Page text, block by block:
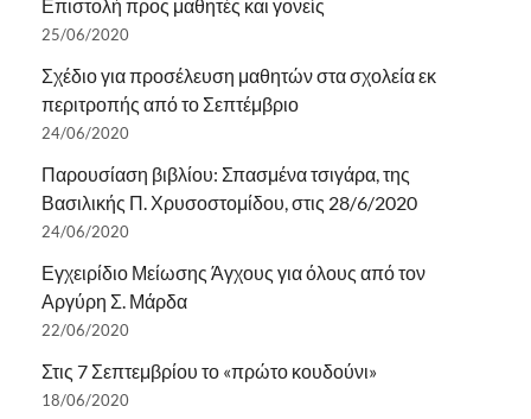
Επιστολή προς μαθητές και γονείς
25/06/2020
Σχέδιο για προσέλευση μαθητών στα σχολεία εκ
περιτροπής από το Σεπτέμβριο
24/06/2020
Παρουσίαση βιβλίου: Σπασμένα τσιγάρα, της
Βασιλικής Π. Χρυσοστομίδου, στις 28/6/2020
24/06/2020
Εγχειρίδιο Μείωσης Άγχους για όλους από τον
Αργύρη Σ. Μάρδα
22/06/2020
Στις 7 Σεπτεμβρίου το «πρώτο κουδούνι»
18/06/2020